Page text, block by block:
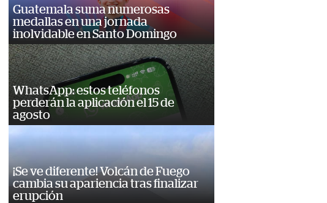
Guatemala suma numerosas
medallas en una jornada
inolvidable en Santo Domingo
WhatsApp: estos teléfonos
perderán la aplicación el 15 de
agosto
¡Se ve diferente! Volcán de Fuego
cambia su apariencia tras finalizar
erupción